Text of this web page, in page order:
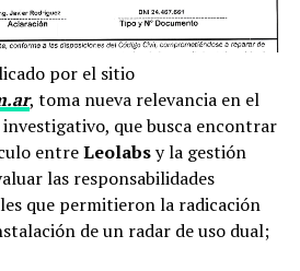
por el sitio
, toma nueva relevancia en el
que busca encontrar
entreLeolabsy la gestión
las responsabilidades
que permitieron la radicación
de un radar de uso dual;